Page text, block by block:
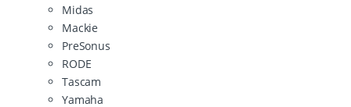
Midas
Mackie
PreSonus
RODE
Tascam
Yamaha